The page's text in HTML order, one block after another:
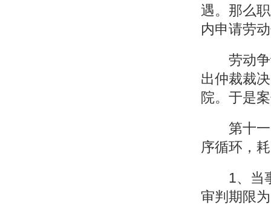
遇。那么
内申请劳
劳动争
出仲裁裁
院。于是
第十一
序循环，
1、当事
审判期限